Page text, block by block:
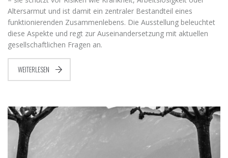
Altersarmut und ist damit ein zentraler Bestandteil eines
funktionierenden Zusammenlebens. Die Ausstellung beleuchtet
diese Aspekte und regt zur Auseinandersetzung mit aktuellen
gesellschaftlichen Fragen an.
WEITERLESEN